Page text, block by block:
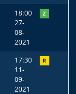
18:00
27-
08-
2021
Z
17:30
11-
09-
2021
R